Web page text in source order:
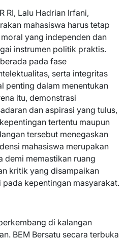
RI, Lalu Hadrian Irfani,
mahasiswa harus tetap
yang independen dan
instrumen politik praktis.
pada fase
serta integritas
penting dalam menentukan
itu, demonstrasi
dan aspirasi yang tulus,
tertentu maupun
tersebut menegaskan
mahasiswa merupakan
demi memastikan ruang
kritik yang disampaikan
kepentingan masyarakat.
di kalangan
BEM Bersatu secara terbuka